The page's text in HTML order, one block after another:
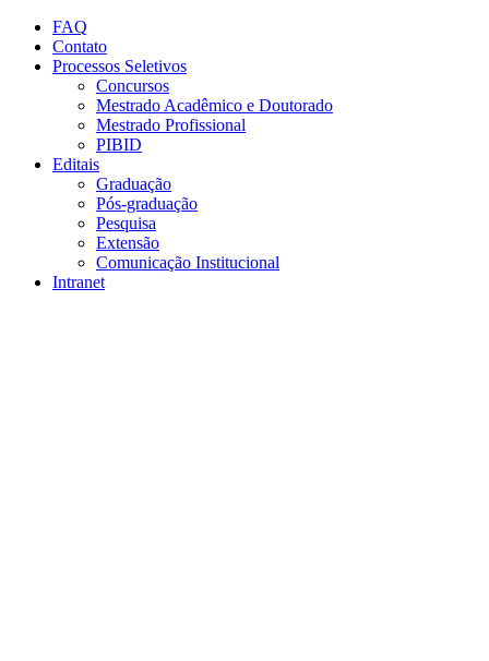
Conteúdo principal
FAQ
Contato
Processos Seletivos
Concursos
Mestrado Acadêmico e Doutorado
Mestrado Profissional
PIBID
Editais
Graduação
Pós-graduação
Pesquisa
Extensão
Comunicação Institucional
Intranet